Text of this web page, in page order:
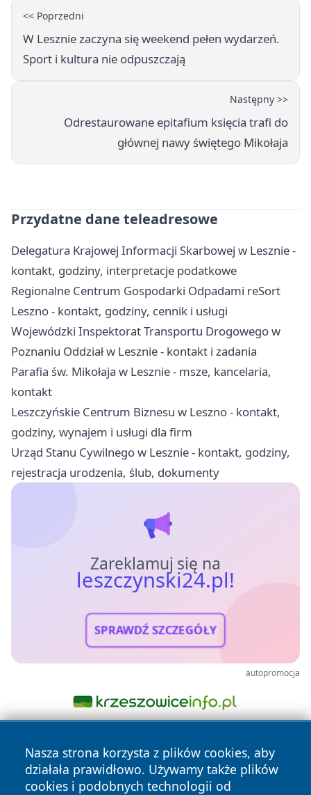
<< Poprzedni
W Lesznie zaczyna się weekend pełen wydarzeń.
Sport i kultura nie odpuszczają
Następny >>
Odrestaurowane epitafium księcia trafi do
głównej nawy świętego Mikołaja
Przydatne dane teleadresowe
Delegatura Krajowej Informacji Skarbowej w Lesznie -
kontakt, godziny, interpretacje podatkowe
Regionalne Centrum Gospodarki Odpadami reSort
Leszno - kontakt, godziny, cennik i usługi
Wojewódzki Inspektorat Transportu Drogowego w
Poznaniu Oddział w Lesznie - kontakt i zadania
Parafia św. Mikołaja w Lesznie - msze, kancelaria,
kontakt
Leszczyńskie Centrum Biznesu w Leszno - kontakt,
godziny, wynajem i usługi dla firm
Urząd Stanu Cywilnego w Lesznie - kontakt, godziny,
rejestracja urodzenia, ślub, dokumenty
Zareklamuj się na
leszczynski24.pl!
SPRAWDŹ SZCZEGÓŁY
autopromocja
Nasza strona korzysta z plików cookies, aby
działała prawidłowo. Używamy także plików
cookies i podobnych technologii od